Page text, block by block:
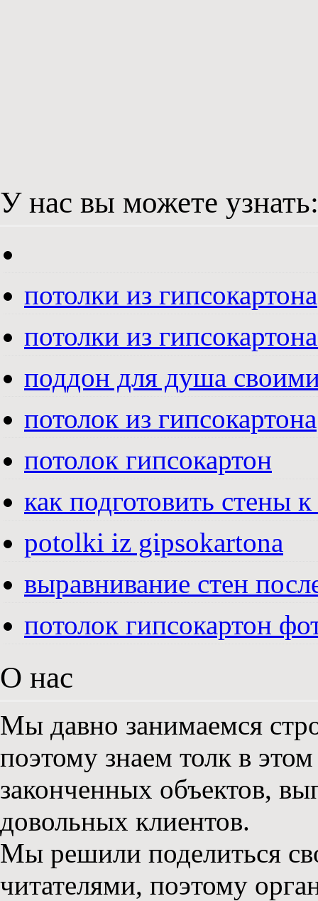
У нас вы можете узнать:
потолки из гипсокартона
потолки из
поддон для душа
потолок из гипсокартона
потолок гипсокартон
как подготовить стены
potolki iz gipsokartona
выравнивание стен
потолок гипсокартон
О нас
Мы давно занимаемся
поэтому знаем толк в
законченных объектов,
довольных клиентов.
Мы решили поделиться
читателями, поэтому